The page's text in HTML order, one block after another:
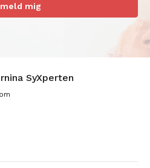
mig
SyXperten